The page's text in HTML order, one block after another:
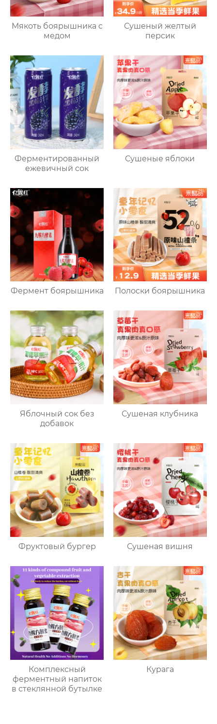
Мякоть боярышника с
медом
Сушеный желтый
персик
Ферментированный
ежевичный сок
Сушеные яблоки
Фермент боярышника Полоски боярышника
Яблочный сок без
добавок
Сушеная клубника
Фруктовый бургер Сушеная вишня
Комплексный
ферментный напиток
в стеклянной бутылке
Курага